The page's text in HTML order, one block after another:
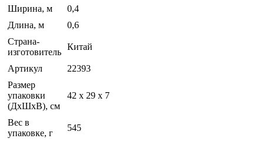
Ширина, м
0,4
Длина, м
0,6
Страна-
изготовитель
Китай
Артикул
22393
Размер
упаковки
(ДхШхВ), см
42 x 29 x 7
Вес в
упаковке, г
545